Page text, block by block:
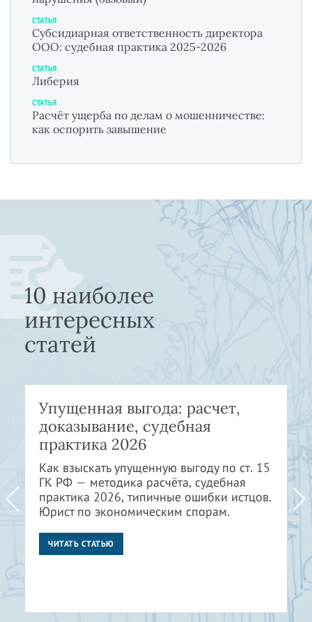
СТАТЬЯ
Субсидиарная ответственность директора
ООО: судебная практика 2025-2026
СТАТЬЯ
Либерия
СТАТЬЯ
Расчёт ущерба по делам о мошенничестве:
как оспорить завышение
10 наиболее
интересных
статей
Упущенная выгода: расчет,
доказывание, судебная
практика 2026
Как взыскать упущенную выгоду по ст. 15
ГК РФ — методика расчёта, судебная
практика 2026, типичные ошибки истцов.
Юрист по экономическим спорам.
ЧИТАТЬ СТАТЬЮ